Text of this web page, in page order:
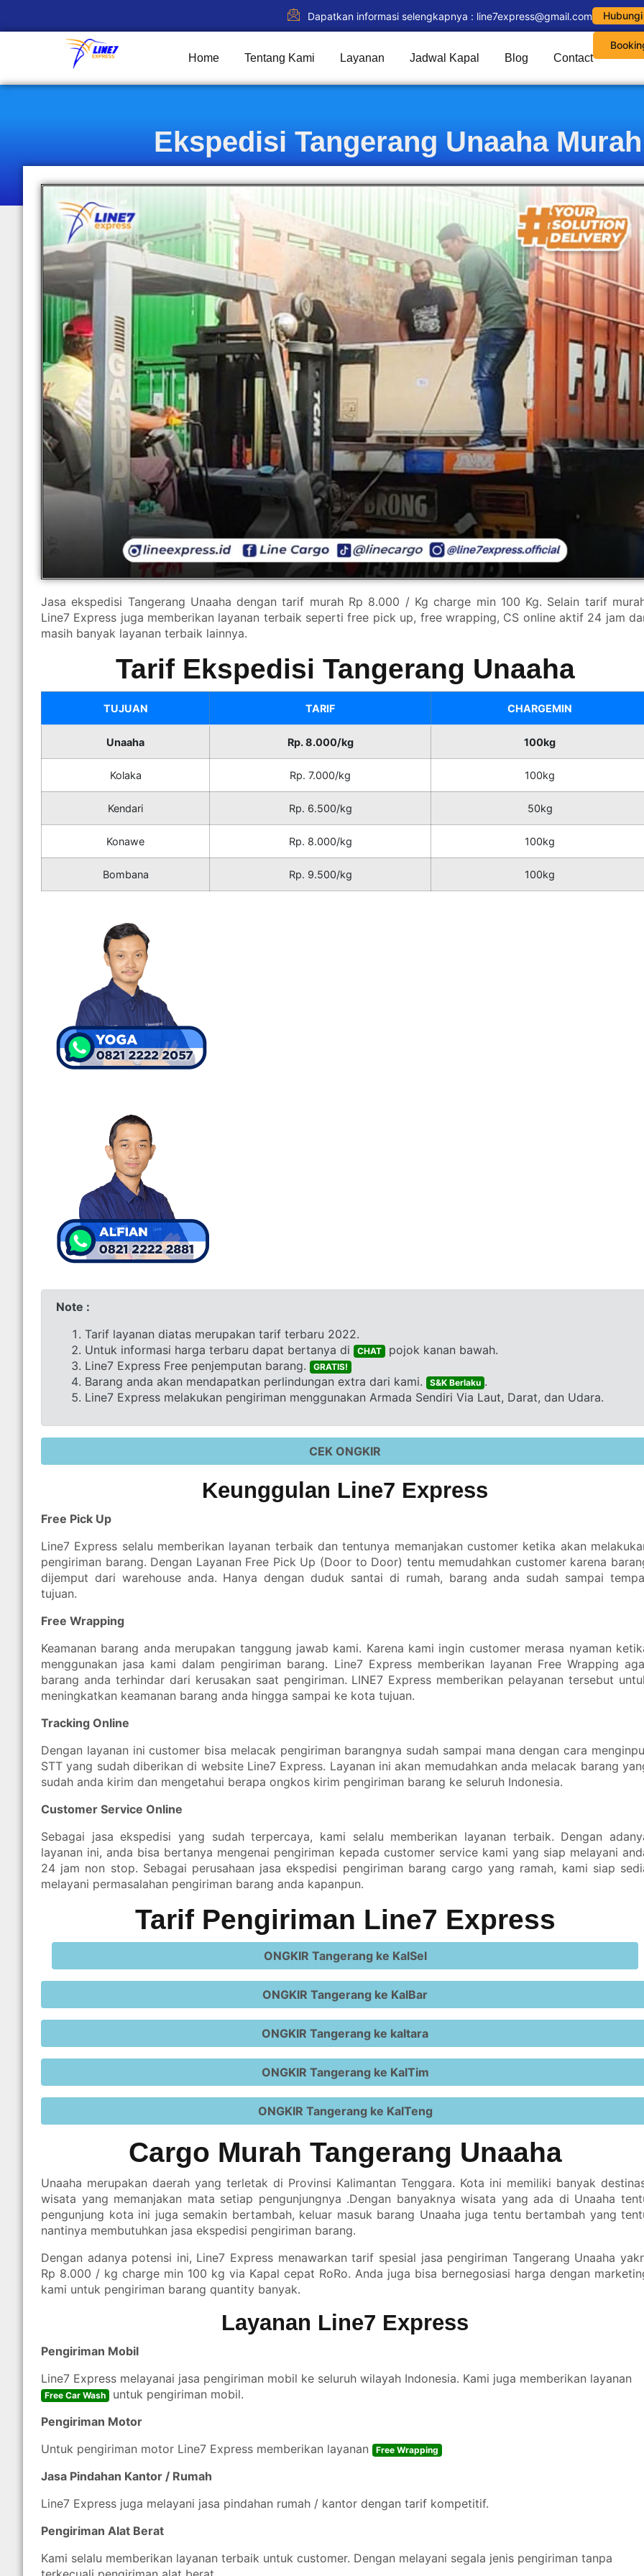
Dapatkan informasi selengkapnya : line7express@gmail.com
Home Tentang Kami Layanan Jadwal Kapal Blog Contact
Ekspedisi Tangerang Unaaha
Jasa ekspedisi Tangerang Unaaha dengan tarif murah Rp 8.000 / Kg charge min 100 Kg. Selain tarif
Line7 Express juga memberikan layanan terbaik seperti free pick up, free wrapping, CS online aktif 24 jam
masih banyak layanan terbaik lainnya.
Tarif Ekspedisi Tangerang Unaaha
TUJUAN TARIF CHARGEMIN
Unaaha Rp. 8.000/kg 100kg
Kolaka Rp. 7.000/kg 100kg
Kendari Rp. 6.500/kg 50kg
Konawe Rp. 8.000/kg 100kg
Bombana Rp. 9.500/kg 100kg
Note :
Tarif layanan diatas merupakan tarif terbaru 2022.
Untuk informasi harga terbaru dapat bertanya di
CHAT pojok kanan bawah.
Line7 Express Free penjemputan barang.
GRATIS!
Barang anda akan mendapatkan perlindungan extra dari kami. S&K Berlaku .
Line7 Express melakukan pengiriman menggunakan Armada Sendiri Via Laut, Darat, dan Udara.
CEK ONGKIR
Keunggulan Line7 Express
Free Pick Up
Line7 Express selalu memberikan layanan terbaik dan tentunya memanjakan customer ketika akan
pengiriman barang. Dengan Layanan Free Pick Up (Door to Door) tentu memudahkan customer karena
dijemput dari warehouse anda. Hanya dengan duduk santai di rumah, barang anda sudah sampai
tujuan.
Free Wrapping
Keamanan barang anda merupakan tanggung jawab kami. Karena kami ingin customer merasa nyaman
menggunakan jasa kami dalam pengiriman barang. Line7 Express memberikan layanan Free Wrapping
barang anda terhindar dari kerusakan saat pengiriman. LINE7 Express memberikan pelayanan tersebut
meningkatkan keamanan barang anda hingga sampai ke kota tujuan.
Tracking Online
Dengan layanan ini customer bisa melacak pengiriman barangnya sudah sampai mana dengan cara
STT yang sudah diberikan di website Line7 Express. Layanan ini akan memudahkan anda melacak barang
sudah anda kirim dan mengetahui berapa ongkos kirim pengiriman barang ke seluruh Indonesia.
Customer Service Online
Sebagai jasa ekspedisi yang sudah terpercaya, kami selalu memberikan layanan terbaik. Dengan
layanan ini, anda bisa bertanya mengenai pengiriman kepada customer service kami yang siap melayani
24 jam non stop. Sebagai perusahaan jasa ekspedisi pengiriman barang cargo yang ramah, kami siap
melayani permasalahan pengiriman barang anda kapanpun.
Tarif Pengiriman Line7 Express
ONGKIR Tangerang ke KalSel
ONGKIR Tangerang ke KalBar
ONGKIR Tangerang ke kaltara
ONGKIR Tangerang ke KalTim
ONGKIR Tangerang ke KalTeng
Cargo Murah Tangerang Unaaha
Unaaha merupakan daerah yang terletak di Provinsi Kalimantan Tenggara. Kota ini memiliki banyak
wisata yang memanjakan mata setiap pengunjungnya .Dengan banyaknya wisata yang ada di Unaaha
pengunjung kota ini juga semakin bertambah, keluar masuk barang Unaaha juga tentu bertambah yang
nantinya membutuhkan jasa ekspedisi pengiriman barang.
Dengan adanya potensi ini, Line7 Express menawarkan tarif spesial jasa pengiriman Tangerang Unaaha
Rp 8.000 / kg charge min 100 kg via Kapal cepat RoRo. Anda juga bisa bernegosiasi harga dengan
kami untuk pengiriman barang quantity banyak.
Layanan Line7 Express
Pengiriman Mobil
Line7 Express melayanai jasa pengiriman mobil ke seluruh wilayah Indonesia. Kami juga memberikan layanan
Free Car Wash untuk pengiriman mobil.
Pengiriman Motor
Untuk pengiriman motor Line7 Express memberikan layanan
Free Wrapping
Jasa Pindahan Kantor / Rumah
Line7 Express juga melayani jasa pindahan rumah / kantor dengan tarif kompetitif.
Pengiriman Alat Berat
Kami selalu memberikan layanan terbaik untuk customer. Dengan melayani segala jenis pengiriman tanpa